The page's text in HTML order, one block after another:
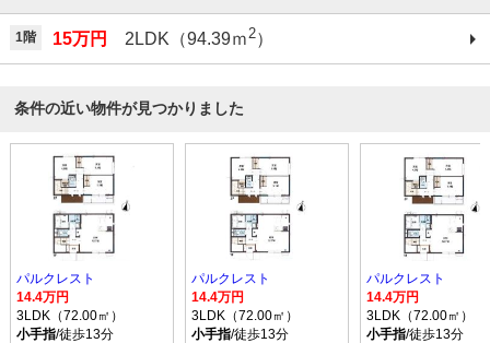
1階 15万円 2LDK（94.39ｍ2）
条件の近い物件が見つかりました
パルクレスト
14.4万円
3LDK（72.00㎡）
小手指/徒歩13分
パルクレスト
14.4万円
3LDK（72.00㎡）
小手指/徒歩13分
パルクレスト
14.4万円
3LDK（72.00㎡）
小手指/徒歩13分